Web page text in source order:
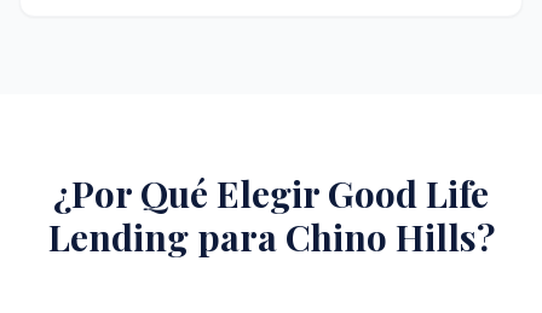
¿Por Qué Elegir Good Life
Lending para Chino Hills?